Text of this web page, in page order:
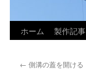
ホーム 製作記事
← 側溝の蓋を開ける